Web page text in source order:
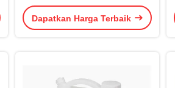
Bahan Kimia Kelas Elektronik
Dapatkan Harga Terbaik